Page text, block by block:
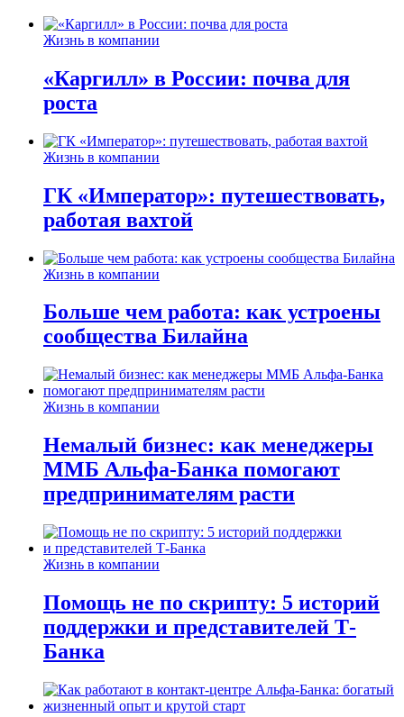
Жизнь в компании
«Каргилл» в России: почва для
роста
Жизнь в компании
ГК «Император»: путешествовать,
работая вахтой
Жизнь в компании
Больше чем работа: как устроены
сообщества Билайна
Жизнь в компании
Немалый бизнес: как менеджеры
ММБ Альфа-Банка помогают
предпринимателям расти
Жизнь в компании
Помощь не по скрипту: 5 историй
поддержки и представителей Т-
Банка